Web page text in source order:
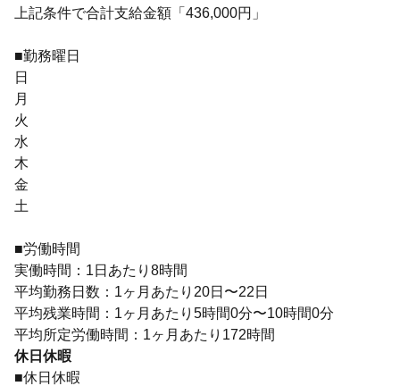
上記条件で合計支給金額「436,000円」
■勤務曜日
日
月
火
水
木
金
土
■労働時間
実働時間：1日あたり8時間
平均勤務日数：1ヶ月あたり20日〜22日
平均残業時間：1ヶ月あたり5時間0分〜10時間0分
平均所定労働時間：1ヶ月あたり172時間
休日休暇
■休日休暇